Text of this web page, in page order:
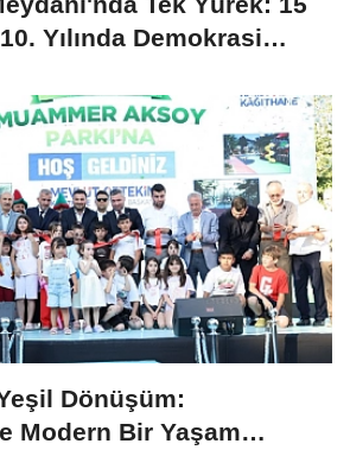
Yılında Demokrasi
Dönüşüm:
Modern Bir Yaşam